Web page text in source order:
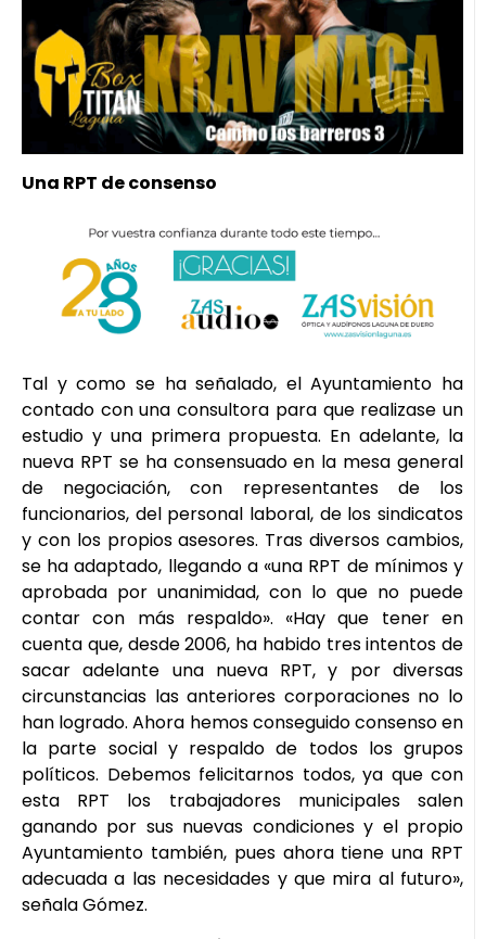
Una RPT de consenso
Tal y como se ha señalado, el Ayuntamiento ha
contado con una consultora para que realizase un
estudio y una primera propuesta. En adelante, la
nueva RPT se ha consensuado en la mesa general
de negociación, con representantes de los
funcionarios, del personal laboral, de los sindicatos
y con los propios asesores. Tras diversos cambios,
se ha adaptado, llegando a «una RPT de mínimos y
aprobada por unanimidad, con lo que no puede
contar con más respaldo». «Hay que tener en
cuenta que, desde 2006, ha habido tres intentos de
sacar adelante una nueva RPT, y por diversas
circunstancias las anteriores corporaciones no lo
han logrado. Ahora hemos conseguido consenso en
la parte social y respaldo de todos los grupos
políticos. Debemos felicitarnos todos, ya que con
esta RPT los trabajadores municipales salen
ganando por sus nuevas condiciones y el propio
Ayuntamiento también, pues ahora tiene una RPT
adecuada a las necesidades y que mira al futuro»,
señala Gómez.